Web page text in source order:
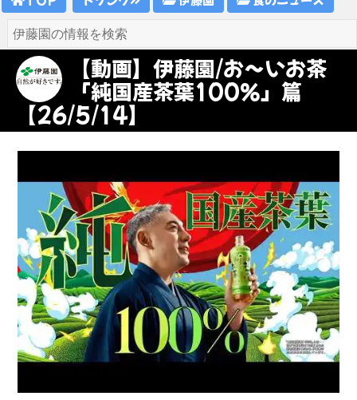
【動画】伊藤園/お～いお茶
「純国産茶葉100％」篇
【26/5/14】